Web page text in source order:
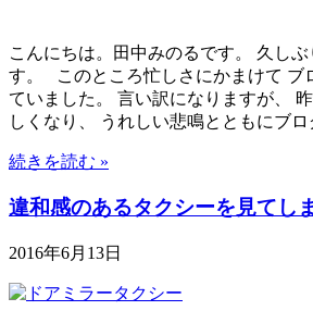
こんにちは。田中みのるです。 久し
す。 このところ忙しさにかまけて ブ
ていました。 言い訳になりますが、
しくなり、 うれしい悲鳴とともにブ
続きを読む »
違和感のあるタクシーを見てし
2016年6月13日